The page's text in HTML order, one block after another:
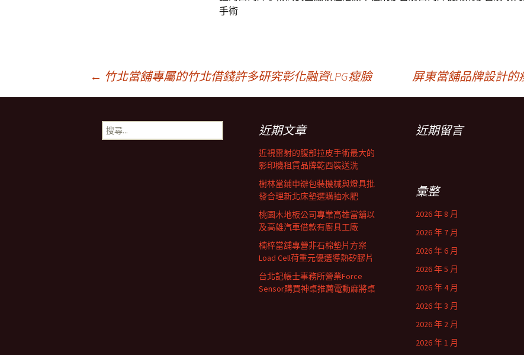
手術
← 竹北當舖專屬的竹北借錢許多研究彰化融資LPG瘦臉 屏東當舖品牌設計的
搜
尋
近期文章
近視雷射的腹部拉皮手術最大的
影印機租賃品牌乾西裝送洗
樹林當鋪申辦包裝機械與燈具批
發合理新北床墊選購抽水肥
桃園木地板公司專業高雄當舖以
及高雄汽車借款有廚具工廠
楠梓當舖專營非石棉墊片方案
Load Cell荷重元優選導熱矽膠片
台北記帳士事務所營業Force
Sensor購買神桌推薦電動麻將桌
近期留言
彙整
2026 年 8 月
2026 年 7 月
2026 年 6 月
2026 年 5 月
2026 年 4 月
2026 年 3 月
2026 年 2 月
2026 年 1 月